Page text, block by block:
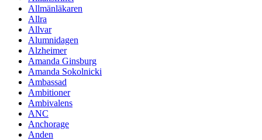
Allmänläkaren
Allra
Allvar
Alumnidagen
Alzheimer
Amanda Ginsburg
Amanda Sokolnicki
Ambassad
Ambitioner
Ambivalens
ANC
Anchorage
Anden